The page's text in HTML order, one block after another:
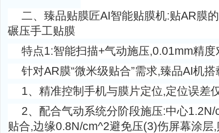
二、臻品贴膜匠AI智能贴膜机:贴AR膜
碾压手工贴膜
特点1:智能扫描+气动施压,0.01mm精
针对AR膜“微米级贴合”需求,臻品AI机
1、精准控制手机与膜片定位,定位误差
2、配合气动系统分阶段施压:中心
贴合,边缘0.8N/cm^2避免压(3)伤屏幕涂层